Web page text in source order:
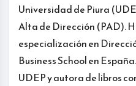
Universidad de Piura
Alta de Dirección (PAD).
especialización en
Business School en
UDEP y autora de libros